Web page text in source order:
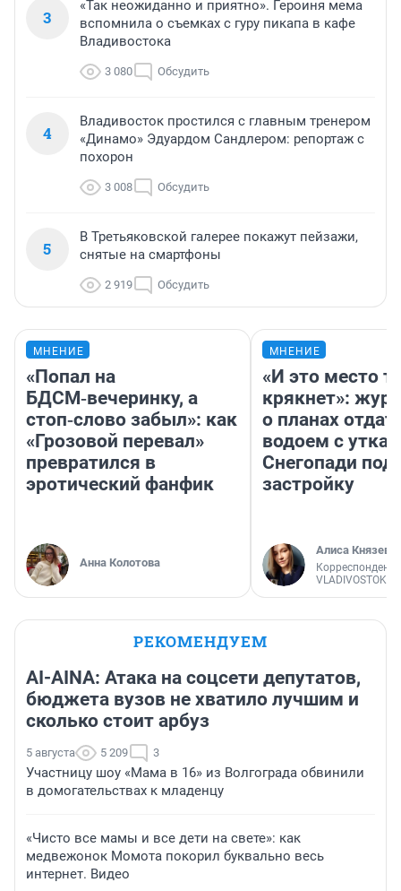
3
«Так неожиданно и приятно». Героиня мема
вспомнила о съемках с гуру пикапа в кафе
Владивостока
3 080 Обсудить
4
Владивосток простился с главным тренером
«Динамо» Эдуардом Сандлером: репортаж с
похорон
3 008 Обсудить
5
В Третьяковской галерее покажут пейзажи,
снятые на смартфоны
2 919 Обсудить
МНЕНИЕ
«Попал на
БДСМ‑вечеринку, а
стоп‑слово забыл»: как
«Грозовой перевал»
превратился в
эротический фанфик
Анна Колотова
МНЕНИЕ
«И это место
крякнет»:
о планах
водоем с
Снегопади под
застройку
Алиса Князева
Корреспондент
РЕКОМЕНДУЕМ
AI-AINA: Атака на соцсети депутатов,
бюджета вузов не хватило лучшим и
сколько стоит арбуз
5 августа 5 209 3
Участницу шоу «Мама в 16» из Волгограда обвинили
в домогательствах к младенцу
«Чисто все мамы и все дети на свете»: как
медвежонок Момота покорил буквально весь
интернет. Видео